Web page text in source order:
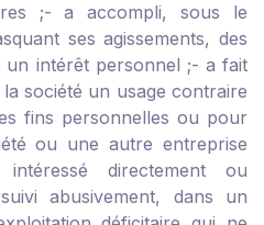
;- a accompli, sous le
ses agissements, des
un intérêt personnel ;- a fait
société un usage contraire
fins personnelles ou pour
ou une autre entreprise
directement ou
abusivement, dans un